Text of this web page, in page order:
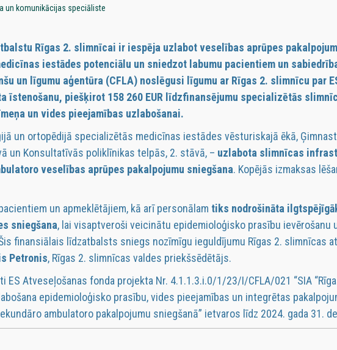
un komunikācijas speciāliste
Rīgas 2. slimnīcai ir iespēja uzlabot veselības aprūpes
iestādes potenciālu un sniedzot labumu pacientiem un
un līgumu aģentūra (CFLA) noslēgusi līgumu ar Rīgas 2. slimnīcu par
īstenošanu, piešķirot 158 260 EUR līdzfinansējumu specializētās
un vides pieejamības uzlabošanai.
un ortopēdijā specializētās medicīnas iestādes vēsturiskajā ēkā,
un Konsultatīvās poliklīnikas telpās, 2. stāvā, – uzlabota slimnīcas
veselības aprūpes pakalpojumu sniegšana. Kopējās izmaksas
un apmeklētājiem, kā arī personālam tiks nodrošināta
sniegšana, lai visaptveroši veicinātu epidemioloģisko prasību ievērošanu
finansiālais līdzatbalsts sniegs nozīmīgu ieguldījumu Rīgas 2. slimnīcas
Petronis, Rīgas 2. slimnīcas valdes priekšsēdētājs.
ES Atveseļošanas fonda projekta Nr. 4.1.1.3.i.0/1/23/I/CFLA/021 “SIA
epidemioloģisko prasību, vides pieejamības un integrētas
ambulatoro pakalpojumu sniegšanā” ietvaros līdz 2024. gada 31.